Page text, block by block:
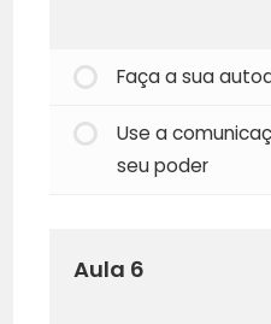
Faça a sua
Use a
seu poder
Aula 6